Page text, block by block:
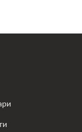
24/7.
решение
чашечка